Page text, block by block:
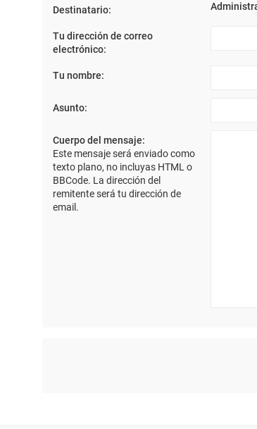
Destinatario:
Tu dirección de correo
electrónico:
Tu nombre:
Asunto:
Cuerpo del mensaje:
Este mensaje será enviado como
texto plano, no incluyas HTML o
BBCode. La dirección del
remitente será tu dirección de
email.